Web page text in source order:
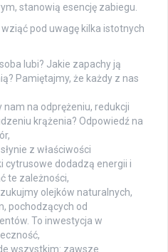
stanowią esencję zabiegu.
pod uwagę kilka istotnych
lubi? Jakie zapachy ją
Pamiętajmy, że każdy z nas
nam na odprężeniu, redukcji
krążenia? Odpowiedź na
z właściwości
cytrusowe dodadzą energii i
te zależności,
olejków naturalnych,
pochodzących od
To inwestycja w
wszystkim: zawsze